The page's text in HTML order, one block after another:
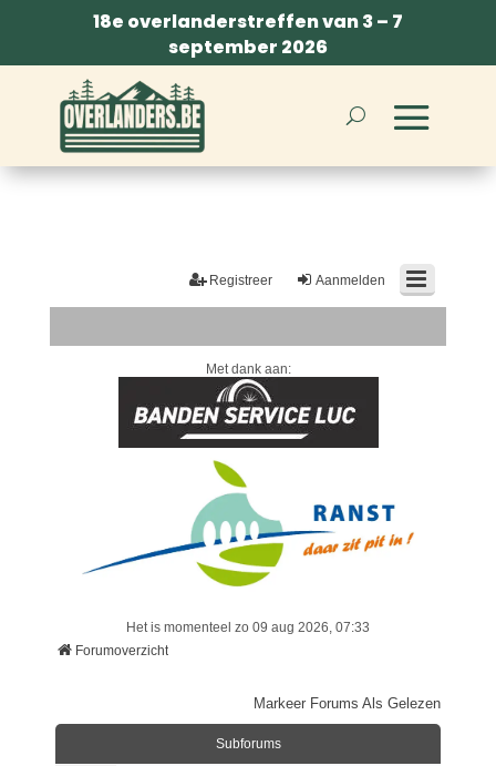
18e overlanderstreffen van 3 – 7
september 2026